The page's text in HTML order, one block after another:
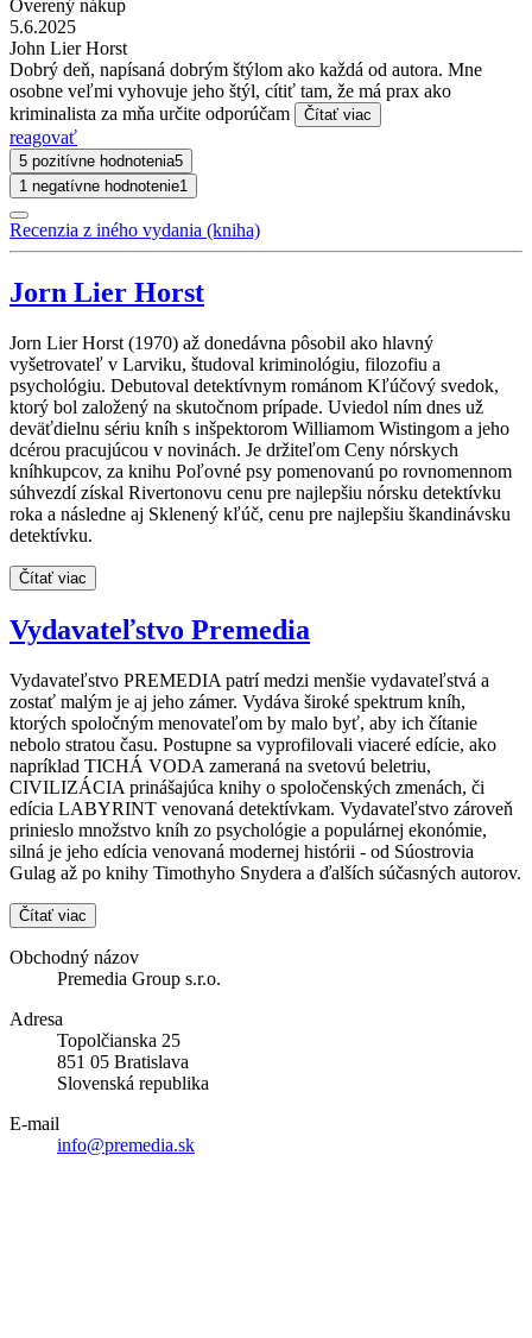
Overený nákup
5.6.2025
John Lier Horst
Dobrý deň, napísaná dobrým štýlom ako každá od autora. Mne
osobne veľmi vyhovuje jeho štýl, cítiť tam, že má prax ako
kriminalista za mňa určite odporúčam
Čítať viac
reagovať
5 pozitívne hodnotenia5
1 negatívne hodnotenie1
Recenzia z iného vydania (kniha)
Jorn Lier Horst
Jorn Lier Horst (1970) až donedávna pôsobil ako hlavný
vyšetrovateľ v Larviku, študoval kriminológiu, filozofiu a
psychológiu. Debutoval detektívnym románom Kľúčový svedok,
ktorý bol založený na skutočnom prípade. Uviedol ním dnes už
deväťdielnu sériu kníh s inšpektorom Williamom Wistingom a jeho
dcérou pracujúcou v novinách. Je držiteľom Ceny nórskych
kníhkupcov, za knihu Poľovné psy pomenovanú po rovnomennom
súhvezdí získal Rivertonovu cenu pre najlepšiu nórsku detektívku
roka a následne aj Sklenený kľúč, cenu pre najlepšiu škandinávsku
detektívku.
Čítať viac
Vydavateľstvo Premedia
Vydavateľstvo PREMEDIA patrí medzi menšie vydavateľstvá a
zostať malým je aj jeho zámer. Vydáva široké spektrum kníh,
ktorých spoločným menovateľom by malo byť, aby ich čítanie
nebolo stratou času. Postupne sa vyprofilovali viaceré edície, ako
napríklad TICHÁ VODA zameraná na svetovú beletriu,
CIVILIZÁCIA prinášajúca knihy o spoločenských zmenách, či
edícia LABYRINT venovaná detektívkam. Vydavateľstvo zároveň
prinieslo množstvo kníh zo psychológie a populárnej ekonómie,
silná je jeho edícia venovaná modernej histórii - od Súostrovia
Gulag až po knihy Timothyho Snydera a ďalších súčasných autorov.
Čítať viac
Obchodný názov
Premedia Group s.r.o.
Adresa
Topolčianska 25
851 05 Bratislava
Slovenská republika
E-mail
info@premedia.sk